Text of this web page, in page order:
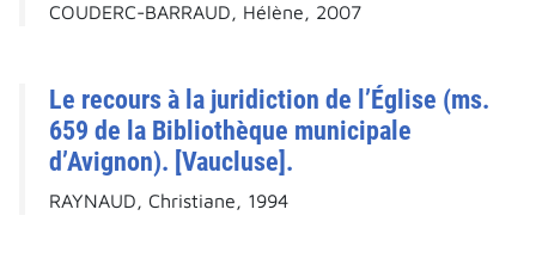
COUDERC-BARRAUD, Hélène, 2007
Le recours à la juridiction de l’Église (ms.
659 de la Bibliothèque municipale
d’Avignon). [Vaucluse].
RAYNAUD, Christiane, 1994